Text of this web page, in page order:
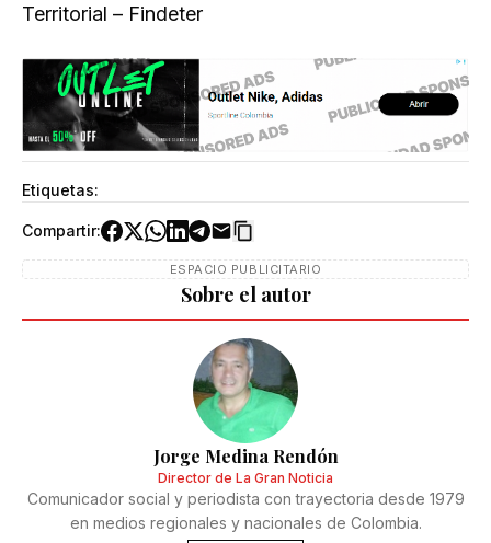
Territorial – Findeter
Etiquetas:
Compartir:
ESPACIO PUBLICITARIO
Sobre el autor
Jorge Medina Rendón
Director de La Gran Noticia
Comunicador social y periodista con trayectoria desde 1979
en medios regionales y nacionales de Colombia.